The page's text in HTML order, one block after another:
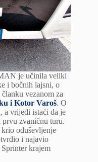
je učinila veliki
i bočnih lajsni, o
vezanom za
i Kotor Varoš. O
a vrijedi istaći da je
zvaničnu turu.
oduševljenje
i najavio
krajem